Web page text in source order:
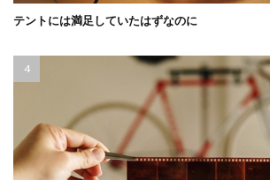
テントには満足していたはずなのに